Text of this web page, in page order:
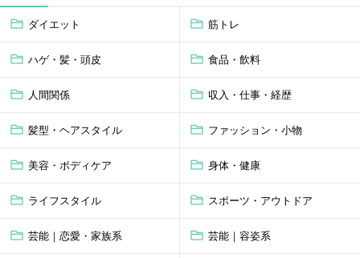
ダイエット 筋トレ
ハゲ・髪・頭皮 食品・飲料
人間関係 収入・仕事・経歴
髪型・ヘアスタイル ファッション・小物
美容・ボディケア 身体・健康
ライフスタイル スポーツ・アウトドア
芸能｜恋愛・家族系 芸能｜容姿系